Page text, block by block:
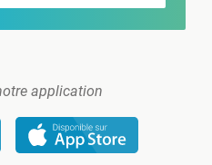
application